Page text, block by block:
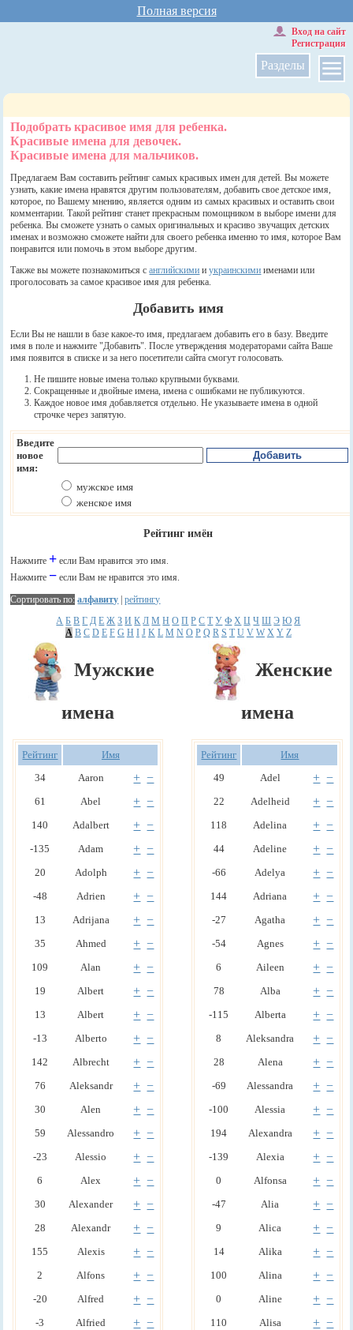
Полная версия
Разделы
Вход на сайт
Регистрация
Подобрать красивое имя для ребенка.
Красивые имена для девочек.
Красивые имена для мальчиков.
Предлагаем Вам составить рейтинг самых красивых имен для детей. Вы можете
узнать, какие имена нравятся другим пользователям, добавить свое детское имя,
которое, по Вашему мнению, является одним из самых красивых и оставить свои
комментарии. Такой рейтинг станет прекрасным помощником в выборе имени для
ребенка. Вы сможете узнать о самых оригинальных и красиво звучащих детских
именах и возможно сможете найти для своего ребенка именно то имя, которое Вам
понравится или помочь в этом выборе другим.
Также вы можете познакомиться санглийскими иукраинскими именами или
проголосовать за самое красивое имя для ребенка.
Добавить имя
Если Вы не нашли в базе какое-то имя, предлагаем добавить его в базу. Введите
имя в поле и нажмите "Добавить". После утверждения модераторами сайта Ваше
имя появится в списке и за него посетители сайта смогут голосовать.
Не пишите новые имена только крупными буквами.
Сокращенные и двойные имена, имена с ошибками не публикуются.
Каждое новое имя добавляется отдельно. Не указываете имена в одной
строчке через запятую.
Введите
новое
имя:
мужское имя
женское имя
Рейтинг имён
Нажмите + если Вам нравится это имя.
Нажмите − если Вам не нравится это имя.
Сортировать по: алфавиту |рейтингу
А Б В Г Д Е Ж З И К Л М Н О П Р С Т У Ф Х Ц Ч Ш Э Ю Я
A B C D E F G H I J K L M N O P Q R S T U V W X Y Z
Мужские
имена
Рейтинг
Имя
34
Aaron + −
61 Abel + −
140 Adalbert + −
-135 Adam + −
20 Adolph + −
-48 Adrien + −
13 Adrijana + −
35 Ahmed + −
109 Alan + −
19 Albert + −
13 Albert + −
-13 Alberto + −
142 Albrecht + −
76 Aleksandr + −
30 Alen + −
59 Alessandro + −
-23 Alessio + −
6 Alex + −
30 Alexander + −
28 Alexandr + −
155 Alexis + −
2 Alfons + −
-20 Alfred + −
-3 Alfried + −
Женские
имена
Рейтинг
Имя
49
Adel + −
22 Adelheid + −
118 Adelina + −
44 Adeline + −
-66 Adelya + −
144 Adriana + −
-27 Agatha + −
-54 Agnes + −
6 Aileen + −
78 Alba + −
-115 Alberta + −
8 Aleksandra + −
28 Alena + −
-69 Alessandra + −
-100 Alessia + −
194 Alexandra + −
-139 Alexia + −
0 Alfonsa + −
-47 Alia + −
9 Alica + −
14 Alika + −
100 Alina + −
0 Aline + −
110 Alisa + −